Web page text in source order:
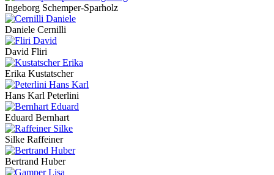
Ingeborg Schemper-Sparholz
Daniele Cernilli
David Fliri
Erika Kustatscher
Hans Karl Peterlini
Eduard Bernhart
Silke Raffeiner
Bertrand Huber